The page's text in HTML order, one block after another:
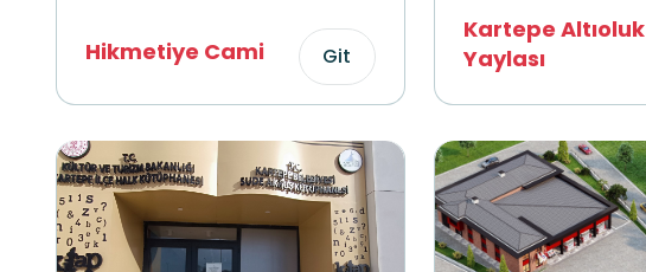
Hikmetiye Cami Git
Kartepe Altıoluk
Yaylası